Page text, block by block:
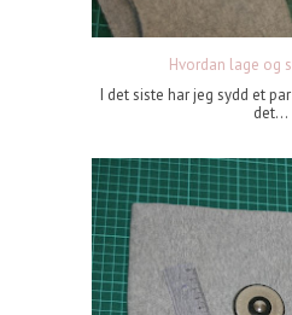
Hvordan lage og
I det siste har jeg sydd et
det...